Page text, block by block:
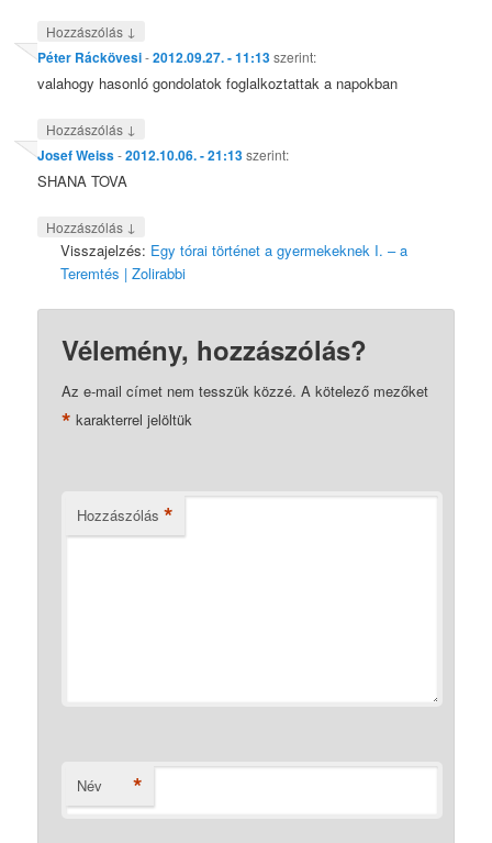
Hozzászólás ↓
Péter Ráckövesi-2012.09.27. - 11:13szerint:
valahogy hasonló gondolatok foglalkoztattak a napokban
Hozzászólás ↓
Josef Weiss-2012.10.06. - 21:13szerint:
SHANA TOVA
Hozzászólás ↓
Visszajelzés: Egy tórai történet a gyermekeknek I. – a
Teremtés | Zolirabbi
Vélemény, hozzászólás?
Az e-mail címet nem tesszük közzé. A kötelező mezőket
* karakterrel jelöltük
Hozzászólás *
Név *